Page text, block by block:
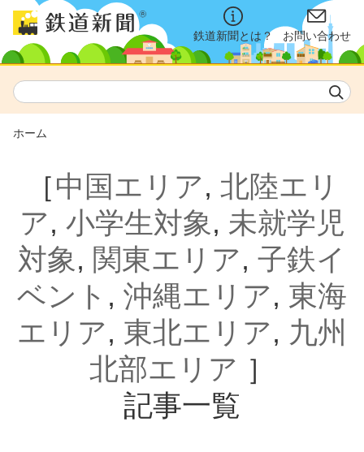
鉄道新聞とは？ お問い合わせ
ホーム
［中国エリア, 北陸エリ
ア, 小学生対象, 未就学児
対象, 関東エリア, 子鉄イ
ベント , 沖縄エリア, 東海
エリア, 東北エリア, 九州
北部エリア ］
記事一覧